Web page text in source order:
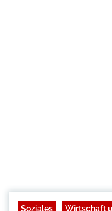
Soziales Wirtschaft